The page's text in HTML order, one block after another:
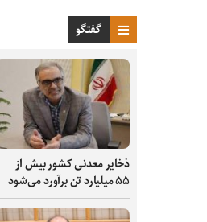
گفتگو
ذخایر معدنی کشور بیش از
۵۵ میلیارد تن برآورد می‌شود